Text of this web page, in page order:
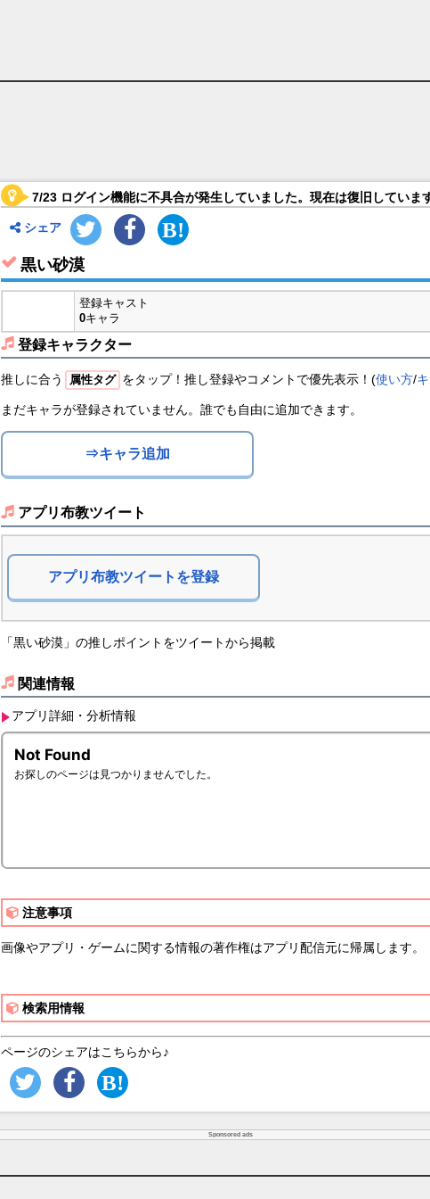
7/23 ログイン機能に不具合が発生していました。現在は復旧していま
シェア
黒い砂漠
登録キャスト
0キャラ
登録キャラクター
推しに合う 属性タグ をタップ！推し登録やコメントで優先表示！(使い方/
まだキャラが登録されていません。誰でも自由に追加できます。
⇒キャラ追加
アプリ布教ツイート
アプリ布教ツイートを登録
「黒い砂漠」の推しポイントをツイートから掲載
関連情報
アプリ詳細・分析情報
注意事項
画像やアプリ・ゲームに関する情報の著作権はアプリ配信元に帰属します。
検索用情報
ページのシェアはこちらから♪
Sponsored ads